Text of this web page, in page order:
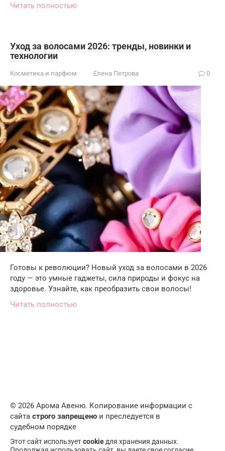
Читать полностью
Уход за волосами 2026: тренды, новинки и
технологии
Косметика и парфюм Елена Петрова 0
Готовы к революции? Новый уход за волосами в 2026
году — это умные гаджеты, сила природы и фокус на
здоровье. Узнайте, как преобразить свои волосы!
Читать полностью
© 2026 Арома Авеню. Копирование информации с
сайта строго запрещено и преследуется в
судебном порядке
Этот сайт используетcookie для хранения данных.